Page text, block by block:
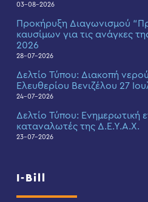
03-08-2026
Προκήρυξη Διαγωνισμού
καυσίμων για τις ανάγκες
2026
28-07-2026
Δελτίο Τύπου: Διακοπή
Ελευθερίου Βενιζέλου 27
24-07-2026
Δελτίο Τύπου: Eνημερωτική
καταναλωτές της Δ.Ε.Υ.Α.Χ.
23-07-2026
I-Bill